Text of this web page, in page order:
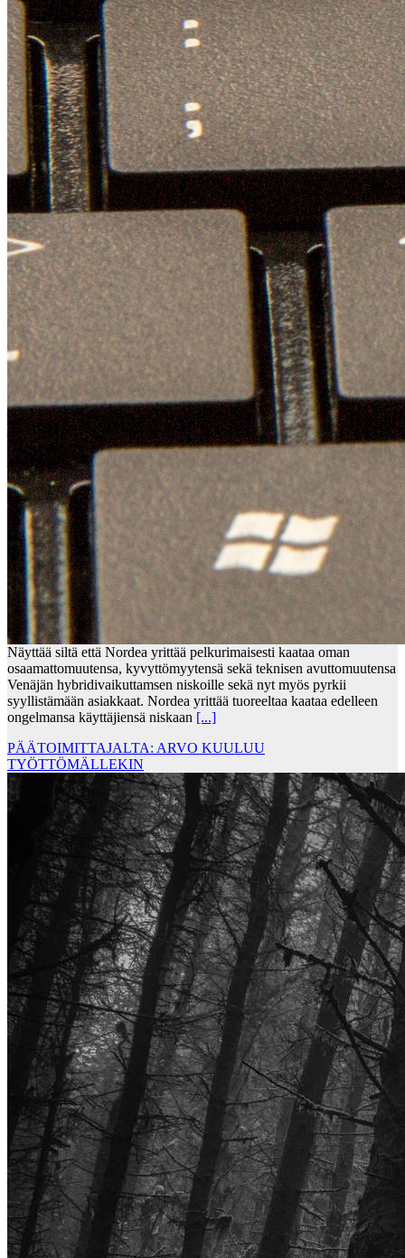
Näyttää siltä että Nordea yrittää pelkurimaisesti kaataa oman
osaamattomuutensa, kyvyttömyytensä sekä teknisen avuttomuutensa
Venäjän hybridivaikuttamsen niskoille sekä nyt myös pyrkii
syyllistämään asiakkaat. Nordea yrittää tuoreeltaa kaataa edelleen
ongelmansa käyttäjiensä niskaan [...]
PÄÄTOIMITTAJALTA: ARVO KUULUU
TYÖTTÖMÄLLEKIN